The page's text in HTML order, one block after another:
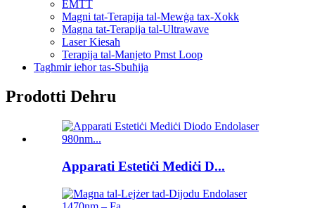
EMTT
Magni tat-Terapija tal-Mewġa tax-Xokk
Magna tat-Terapija tal-Ultrawave
Laser Kiesaħ
Terapija tal-Manjeto Pmst Loop
Tagħmir ieħor tas-Sbuħija
Prodotti Dehru
Apparati Estetiċi Mediċi D...